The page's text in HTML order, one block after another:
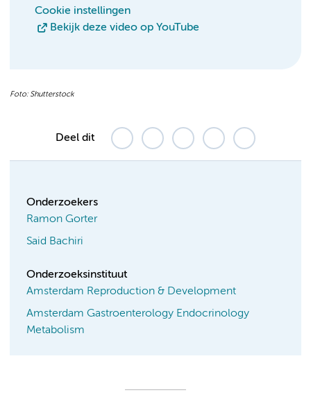
Cookie instellingen
Bekijk deze video op YouTube
Foto: Shutterstock
Deel dit
Onderzoekers
Ramon Gorter
Said Bachiri
Onderzoeksinstituut
Amsterdam Reproduction & Development
Amsterdam Gastroenterology Endocrinology
Metabolism